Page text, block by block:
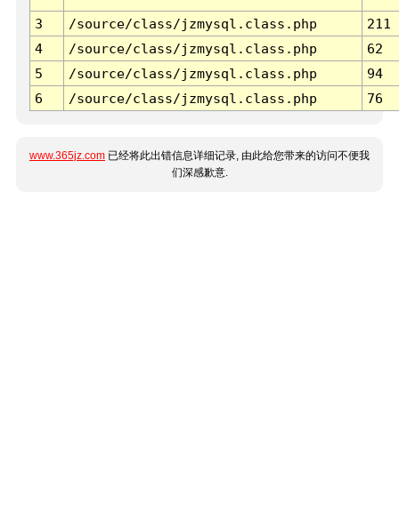
3 /source/class/jzmysql.class.php
211
4
/source/class/jzmysql.class.php
62
5
/source/class/jzmysql.class.php
94
6
/source/class/jzmysql.class.php 76
www.365jz.com 已经将此出错信息详细记录, 由此给您带来的访问不便我
们深感歉意.